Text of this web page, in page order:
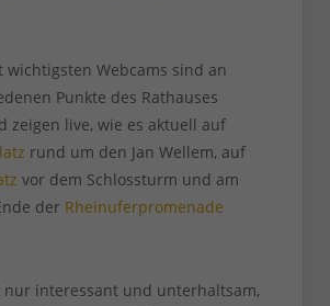
wichtigsten Webcams sind an
Punkte des Rathauses
zeigen live, wie es aktuell auf
rund um den Jan Wellem, auf
vor dem Schlossturm und am
der Rheinuferpromenade
nur interessant und unterhaltsam,